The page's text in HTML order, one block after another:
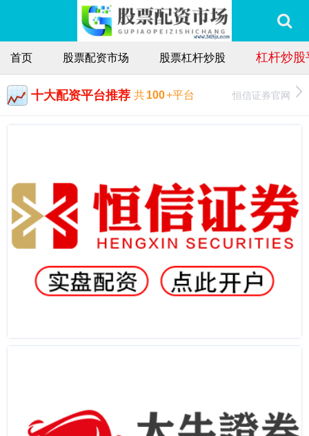
首页 股票配资市场 股票杠杆炒股 杠杆炒股
十大配资平台推荐 共100+平台 恒信证券官网